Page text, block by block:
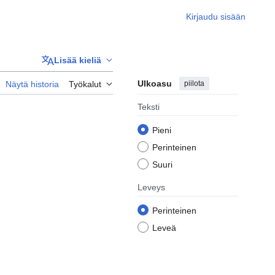
Kirjaudu sisään
Lisää kieliä
Näytä historia Työkalut Ulkoasu piilota
Teksti
Pieni
Perinteinen
Suuri
Leveys
Perinteinen
Leveä